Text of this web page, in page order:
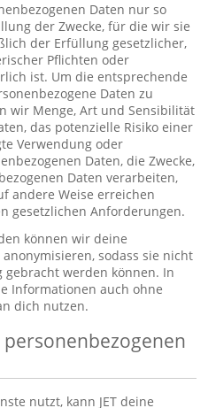
Daten nur so
der Zwecke, für die wir sie
der Erfüllung gesetzlicher,
Pflichten oder
ist. Um die entsprechende
Daten zu
wir Menge, Art und Sensibilität
das potenzielle Risiko einer
Verwendung oder
Daten, die Zwecke,
Daten verarbeiten,
andere Weise erreichen
gesetzlichen Anforderungen.
können wir deine
sodass sie nicht
werden können. In
Informationen auch ohne
dich nutzen.
nutzt, kann JET deine